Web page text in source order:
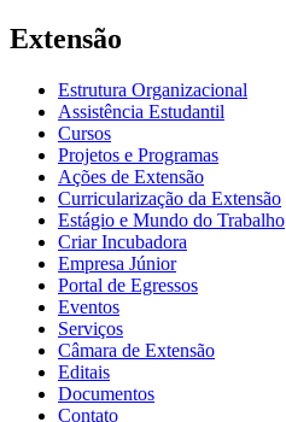
Extensão
Estrutura Organizacional
Assistência Estudantil
Cursos
Projetos e Programas
Ações de Extensão
Curricularização da Extensão
Estágio e Mundo do Trabalho
Criar Incubadora
Empresa Júnior
Portal de Egressos
Eventos
Serviços
Câmara de Extensão
Editais
Documentos
Contato